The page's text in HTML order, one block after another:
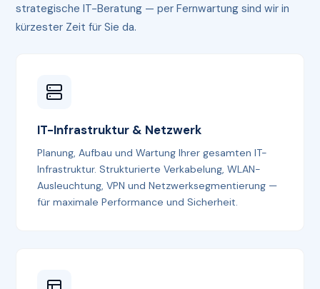
strategische IT-Beratung — per Fernwartung sind wir in
kürzester Zeit für Sie da.
IT-Infrastruktur & Netzwerk
Planung, Aufbau und Wartung Ihrer gesamten IT-
Infrastruktur. Strukturierte Verkabelung, WLAN-
Ausleuchtung, VPN und Netzwerksegmentierung —
für maximale Performance und Sicherheit.